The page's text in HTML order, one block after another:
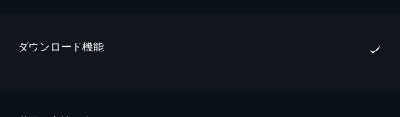
ダウンロード機能